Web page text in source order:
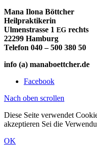
Mana Ilona Böttcher
Heil­prak­ti­ke­rin
Ulmen­stras­se 1 EG rechts
22299 Ham­burg
Tele­fon 040 – 500 380 50
info (a) manaboettcher.de
Facebook
Nach oben scrollen
Diese Seite verwendet
akzeptieren Sei die
OK